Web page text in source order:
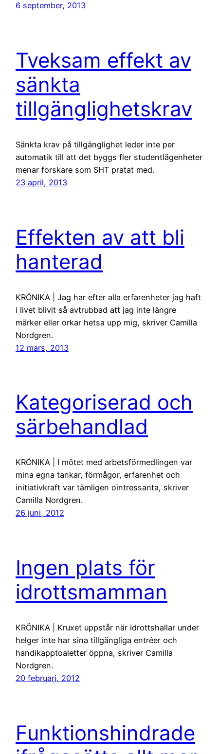
6 september, 2013
Tveksam effekt av
sänkta
tillgänglighetskrav
Sänkta krav på tillgänglighet leder inte per
automatik till att det byggs fler studentlägenheter
menar forskare som SHT pratat med.
23 april, 2013
Effekten av att bli
hanterad
KRÖNIKA | Jag har efter alla erfarenheter jag haft
i livet blivit så avtrubbad att jag inte längre
märker eller orkar hetsa upp mig, skriver Camilla
Nordgren.
12 mars, 2013
Kategoriserad och
särbehandlad
KRÖNIKA | I mötet med arbetsförmedlingen var
mina egna tankar, förmågor, erfarenhet och
initiativkraft var tämligen ointressanta, skriver
Camilla Nordgren.
26 juni, 2012
Ingen plats för
idrottsmamman
KRÖNIKA | Kruxet uppstår när idrottshallar under
helger inte har sina tillgängliga entréer och
handikapptoaletter öppna, skriver Camilla
Nordgren.
20 februari, 2012
Funktionshindrade